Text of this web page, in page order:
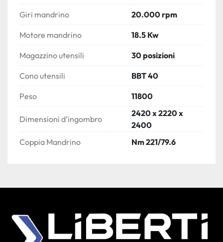
Giri mandrino 20.000 rpm
Motore mandrino 18.5 Kw
Magazzino utensili 30 posizioni
Cono utensili BBT 40
Peso 11800
Dimensioni d’ingombro
2420 x 2220 x
2400
Coppia Mandrino
Nm 221/79.6